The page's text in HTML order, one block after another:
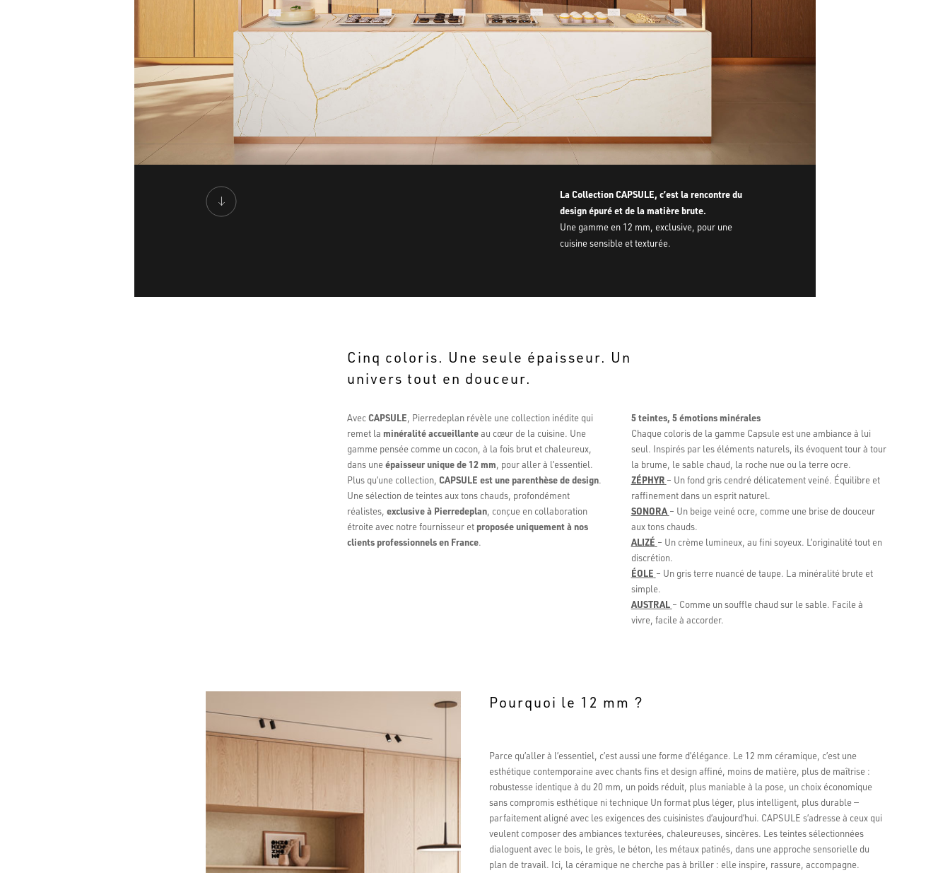
La Collection CAPSULE, c’est la rencontre du
design épuré et de la matière brute.
Une gamme en 12 mm, exclusive, pour une
cuisine sensible et texturée.
Cinq coloris. Une seule épaisseur. Un
univers tout en douceur.
AvecCAPSULE, Pierredeplan révèle une collection inédite qui
remet la minéralité accueillanteau cœur de la cuisine. Une
gamme pensée comme un cocon, à la fois brut et chaleureux,
dans uneépaisseur unique de 12 mm, pour aller à l’essentiel.
Plus qu’une collection,CAPSULE est une parenthèse de design.
Une sélection de teintes aux tons chauds, profondément
réalistes,exclusive à Pierredeplan, conçue en collaboration
étroite avec notre fournisseur et proposée uniquement à nos
clients professionnels en France.
5 teintes, 5 émotions minérales
Chaque coloris de la gamme Capsule est une ambiance à lui
seul. Inspirés par les éléments naturels, ils évoquent tour à tour
la brume, le sable chaud, la roche nue ou la terre ocre.
ZÉPHYR – Un fond gris cendré délicatement veiné. Équilibre et
raffinement dans un esprit naturel.
SONORA – Un beige veiné ocre, comme une brise de douceur
aux tons chauds.
ALIZÉ – Un crème lumineux, au fini soyeux. L’originalité tout en
discrétion.
ÉOLE – Un gris terre nuancé de taupe. La minéralité brute et
simple.
AUSTRAL – Comme un souffle chaud sur le sable. Facile à
vivre, facile à accorder.
Pourquoi le 12 mm ?
Parce qu’aller à l’essentiel, c’est aussi une forme d’élégance. Le 12 mm céramique, c’est une
esthétique contemporaine avec chants fins et design affiné, moins de matière, plus de maîtrise :
robustesse identique à du 20 mm, un poids réduit, plus maniable à la pose, un choix économique
sans compromis esthétique ni technique Un format plus léger, plus intelligent, plus durable —
parfaitement aligné avec les exigences des cuisinistes d’aujourd’hui. CAPSULE s’adresse à ceux qui
veulent composer des ambiances texturées, chaleureuses, sincères. Les teintes sélectionnées
dialoguent avec le bois, le grès, le béton, les métaux patinés, dans une approche sensorielle du
plan de travail. Ici, la céramique ne cherche pas à briller : elle inspire, rassure, accompagne.